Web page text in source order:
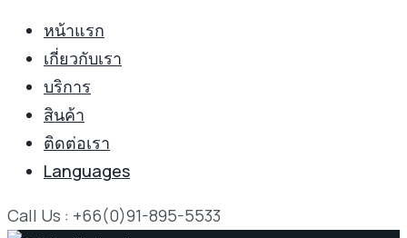
หน้าแรก
เกี่ยวกับเรา
บริการ
สินค้า
ติดต่อเรา
Languages
Call Us : +66(0)91-895-5533